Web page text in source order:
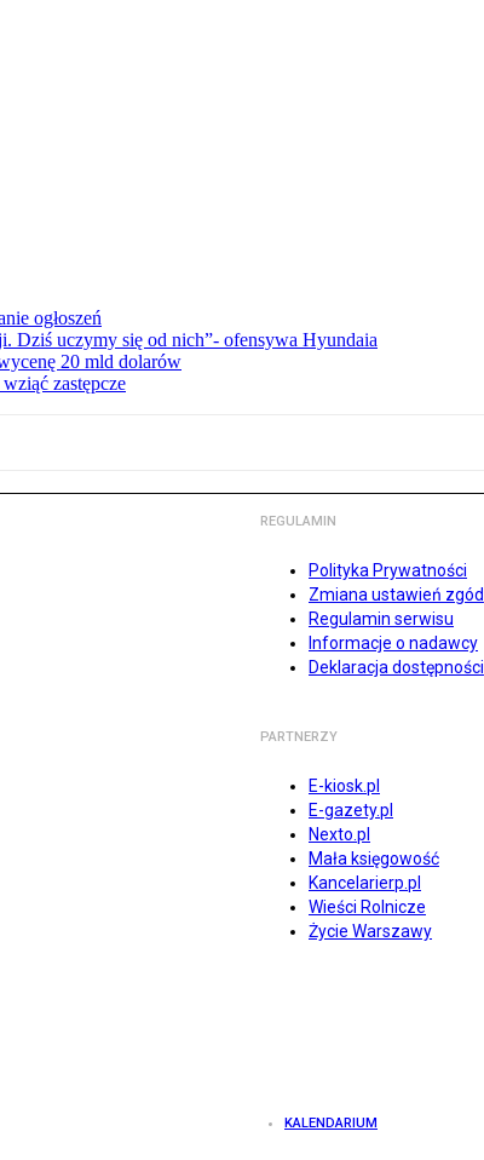
ogłoszeń
Dziś uczymy się od nich”- ofensywa Hyundaia
20 mld dolarów
zastępcze
REGULAMIN
Polityka Prywatności
Zmiana ustawień zgód
Regulamin serwisu
Informacje o nadawcy
Deklaracja dostępności
PARTNERZY
E-kiosk.pl
E-gazety.pl
Nexto.pl
Mała księgowość
Kancelarierp.pl
Wieści Rolnicze
Życie Warszawy
KALENDARIUM